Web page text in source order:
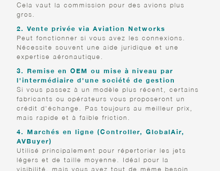
Cela vaut la commission pour des avions plus
gros.
2. Vente privée via Aviation Networks
Peut fonctionner si vous avez les connexions.
Nécessite souvent une aide juridique et une
expertise aéronautique.
3. Remise en OEM ou mise à niveau par
l'intermédiaire d'une société de gestion
Si vous passez à un modèle plus récent, certains
fabricants ou opérateurs vous proposeront un
crédit d'échange. Pas toujours au meilleur prix,
mais rapide et à faible friction.
4. Marchés en ligne (Controller, GlobalAir,
AVBuyer)
Utilisé principalement pour répertorier les jets
légers et de taille moyenne. Idéal pour la
visibilité, mais vous avez tout de même besoin